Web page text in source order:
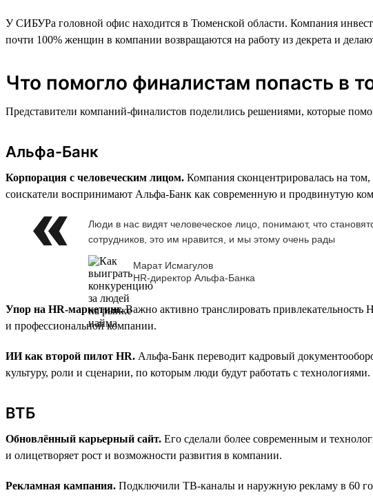
У СИБУРа головной офис находится в Тюменской области. Компания
почти 100% женщин в компании возвращаются на работу из декрета и
Что помогло финалистам попасть в
Представители компаний-финалистов поделились решениями, которые
Альфа-Банк
Корпорация с человеческим лицом. Компания сконцентрировалась на
соискатели воспринимают Альфа-Банк как современную и продвинутую
Люди в нас видят человеческое лицо, понимают, что
сотрудников, это им нравится, и мы этому очень рады
Марат Исмагулов
HR-директор Альфа-Банка
Упор на HR-маркетинг.Важно активно транслировать
и профессиональной компании.
ИИ как второй пилот HR. Альфа-Банк переводит кадровый
культуру, роли и сценарии, по которым люди будут работать с технологиями.
ВТБ
Обновлённый карьерный сайт. Его сделали более современным и
и олицетворяет рост и возможности развития в компании.
Рекламная кампания. Подключили ТВ-каналы и наружную рекламу в 60